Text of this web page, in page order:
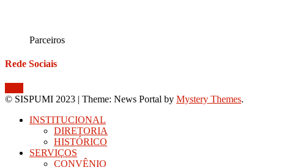
Parceiros
Rede Sociais
© SISPUMI 2023 | Theme: News Portal by Mystery Themes.
INSTITUCIONAL
DIRETORIA
HISTÓRICO
SERVIÇOS
CONVÊNIO